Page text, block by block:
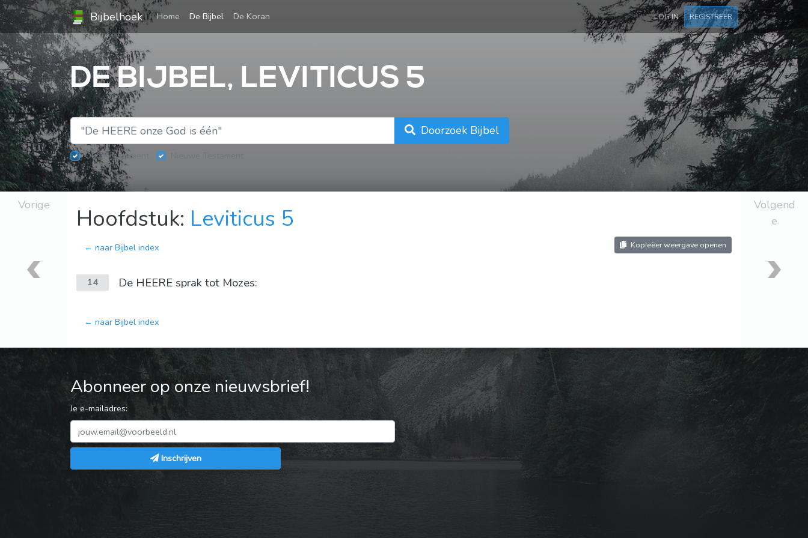
Bijbelhoek Home (current)
De Bijbel De Koran LOG IN REGISTREER
DE BIJBEL, LEVITICUS 5
Doorzoek Bijbel
Oude Testament
Vorige Hoofdstuk: Leviticus 5
← naar Bijbel index Kopieëer weergave openen
14 De HEERE sprak tot Mozes:
← naar Bijbel index
Volgend
e
Abonneer op onze nieuwsbrief!
Je e-mailadres:
Inschrijven